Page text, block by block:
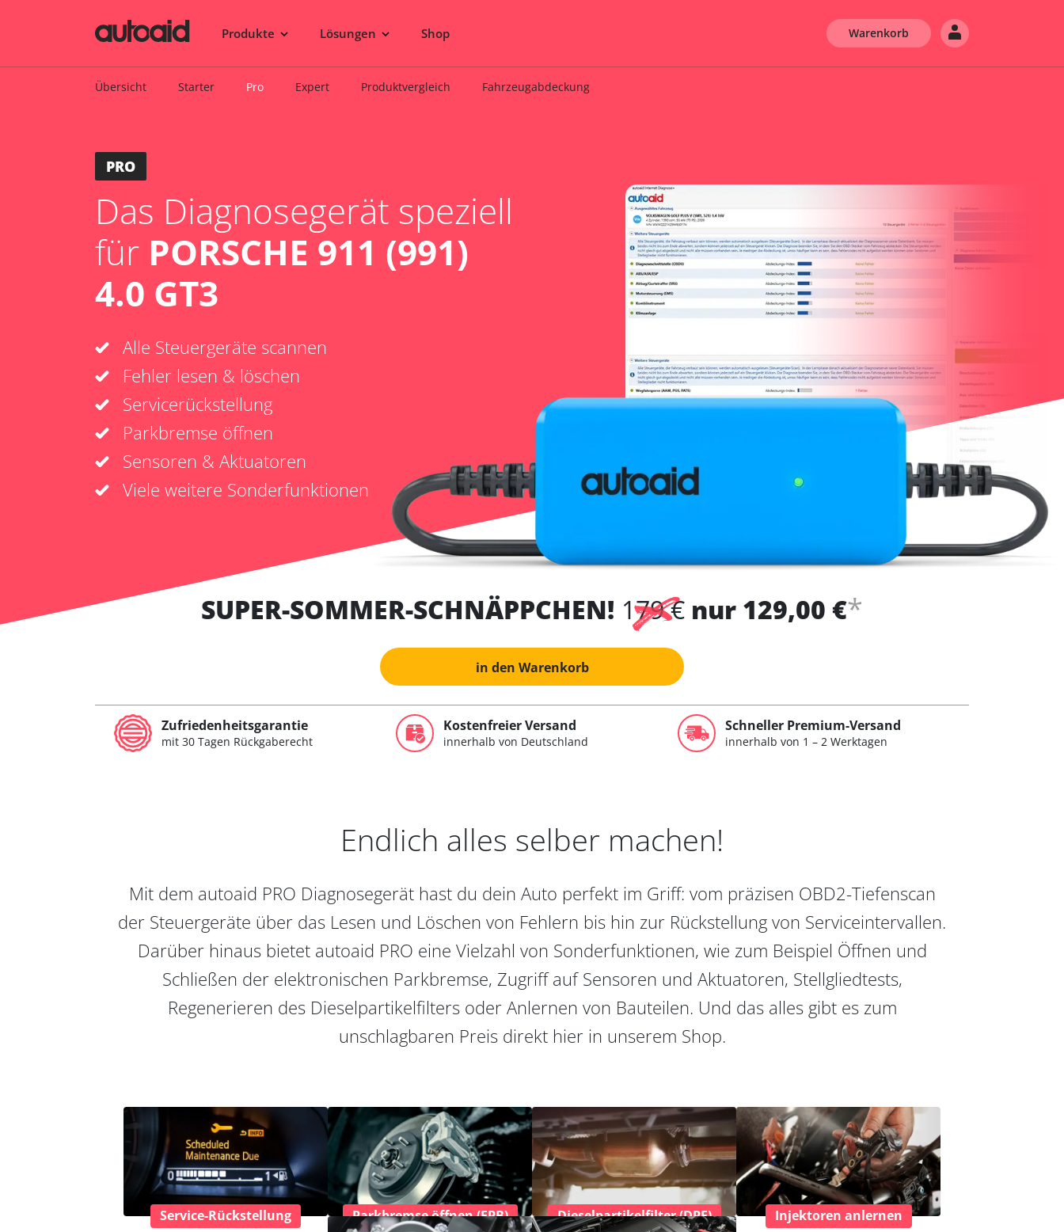
Produkte Lösungen Shop Warenkorb
Übersicht Starter Pro Expert Produktvergleich Fahrzeugabdeckung
PRO
Das Diagnosegerät speziell
für PORSCHE 911 (991)
4.0 GT3
Alle Steuergeräte scannen
Fehler lesen & löschen
Servicerückstellung
Parkbremse öffnen
Sensoren & Aktuatoren
Viele weitere Sonderfunktionen
SUPER-SOMMER-SCHNÄPPCHEN! 179 € nur 129,00 €*
in den Warenkorb
Zufriedenheitsgarantie
mit 30 Tagen Rückgaberecht
Kostenfreier Versand
innerhalb von Deutschland
Schneller Premium-Versand
innerhalb von 1 – 2 Werktagen
Endlich alles selber machen!
Mit dem autoaid PRO Diagnosegerät hast du dein Auto perfekt im Griff: vom präzisen OBD2-Tiefenscan
der Steuergeräte über das Lesen und Löschen von Fehlern bis hin zur Rückstellung von Serviceintervallen.
Darüber hinaus bietet autoaid PRO eine Vielzahl von Sonderfunktionen, wie zum Beispiel Öffnen und
Schließen der elektronischen Parkbremse, Zugriff auf Sensoren und Aktuatoren, Stellgliedtests,
Regenerieren des Dieselpartikelfilters oder Anlernen von Bauteilen. Und das alles gibt es zum
unschlagbaren Preis direkt hier in unserem Shop.
Service-Rückstellung Parkbremse öffnen (EPB) Dieselpartikelfilter (DPF) Injektoren anlernen